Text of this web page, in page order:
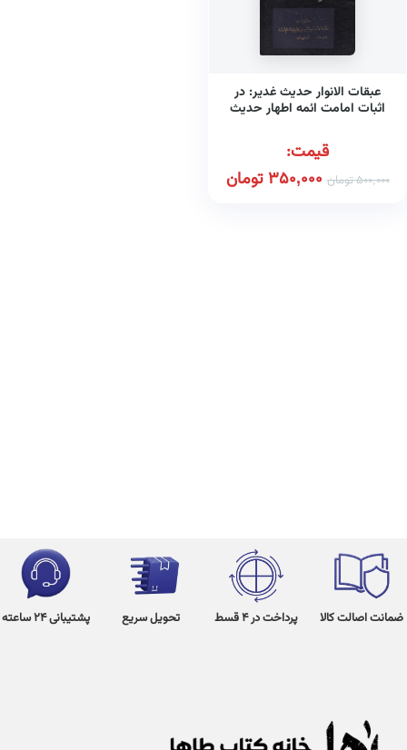
عبقات الانوار حدیث غدیر: در
اثبات امامت ائمه اطهار حدیث
قیمت:
500,000تومان 350,000تومان
ضمانت اصالت کالا پرداخت در 4 قسط تحویل سریع پشتیبانی 24 ساعته